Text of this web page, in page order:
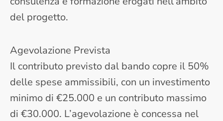
del progetto.
Agevolazione Prevista
Il contributo previsto dal bando copre il 50%
delle spese ammissibili, con un investimento
minimo di €25.000 e un contributo massimo
di €30.000. L’agevolazione è concessa nel